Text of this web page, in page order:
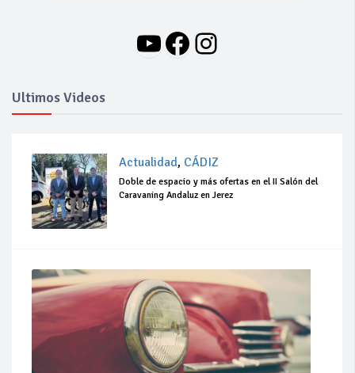
YouTube
Facebook
Instagram
Ultimos Videos
Actualidad, CÁDIZ
Doble de espacio y más ofertas en el II Salón del
Caravaning Andaluz en Jerez